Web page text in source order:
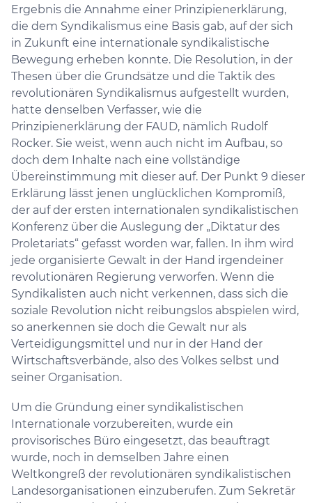
Ergebnis die Annahme einer Prinzipienerklärung,
die dem Syndikalismus eine Basis gab, auf der sich
in Zukunft eine internationale syndikalistische
Bewegung erheben konnte. Die Resolution, in der
Thesen über die Grundsätze und die Taktik des
revolutionären Syndikalismus aufgestellt wurden,
hatte denselben Verfasser, wie die
Prinzipienerklärung der FAUD, nämlich Rudolf
Rocker. Sie weist, wenn auch nicht im Aufbau, so
doch dem Inhalte nach eine vollständige
Übereinstimmung mit dieser auf. Der Punkt 9 dieser
Erklärung lässt jenen unglücklichen Kompromiß,
der auf der ersten internationalen syndikalistischen
Konferenz über die Auslegung der „Diktatur des
Proletariats“ gefasst worden war, fallen. In ihm wird
jede organisierte Gewalt in der Hand irgendeiner
revolutionären Regierung verworfen. Wenn die
Syndikalisten auch nicht verkennen, dass sich die
soziale Revolution nicht reibungslos abspielen wird,
so anerkennen sie doch die Gewalt nur als
Verteidigungsmittel und nur in der Hand der
Wirtschaftsverbände, also des Volkes selbst und
seiner Organisation.
Um die Gründung einer syndikalistischen
Internationale vorzubereiten, wurde ein
provisorisches Büro eingesetzt, das beauftragt
wurde, noch in demselben Jahre einen
Weltkongreß der revolutionären syndikalistischen
Landesorganisationen einzuberufen. Zum Sekretär